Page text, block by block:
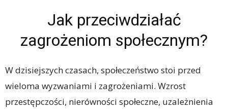
Jak przeciwdziałać
zagrożeniom społecznym?
W dzisiejszych czasach, społeczeństwo stoi przed
wieloma wyzwaniami i zagrożeniami. Wzrost
przestępczości, nierówności społeczne, uzależnienia